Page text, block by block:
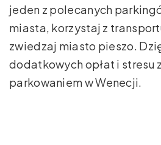
jeden z polecanych
miasta, korzystaj z
zwiedzaj miasto pieszo.
dodatkowych opłat i stresu
parkowaniem w Wenecji.